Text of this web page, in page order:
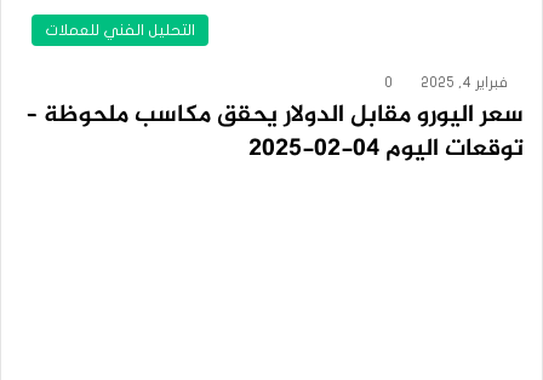
التحليل الفني للعملات
فبراير 4, 2025 0
سعر اليورو مقابل الدولار يحقق مكاسب ملحوظة –
توقعات اليوم 04-02-2025